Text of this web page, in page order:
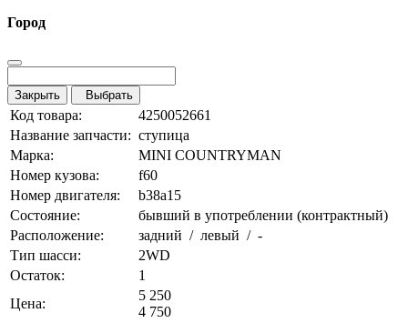
Город
Закрыть Выбрать
Код товара:
4250052661
Название запчасти: ступица
Марка:
MINI COUNTRYMAN
Номер кузова:
f60
Номер двигателя:
b38a15
Состояние:
бывший в употреблении (контрактный)
Расположение:
задний / левый / -
Тип шасси:
2WD
Остаток:
1
Цена:
5 250
4 750